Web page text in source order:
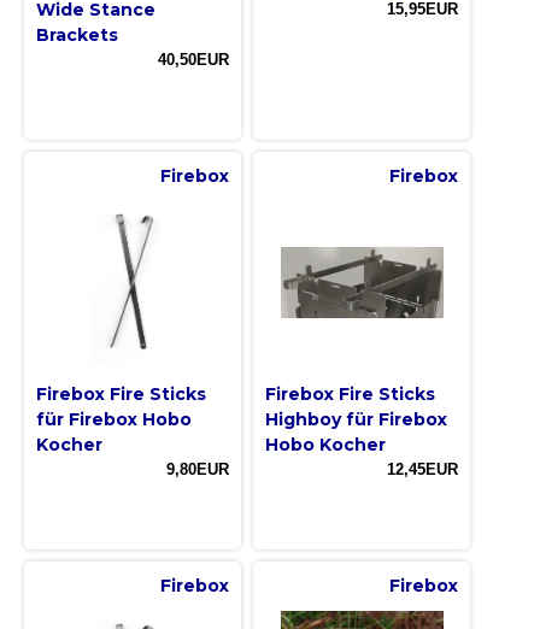
Wide Stance
Brackets
40,50EUR
15,95EUR
Firebox
Firebox Fire Sticks
für Firebox Hobo
Kocher
9,80EUR
Firebox
Firebox Fire Sticks
Highboy für Firebox
Hobo Kocher
12,45EUR
Firebox Firebox